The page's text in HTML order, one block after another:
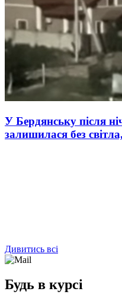
У Бердянську після
залишилася без
Дивитись всі
Будь в курсі